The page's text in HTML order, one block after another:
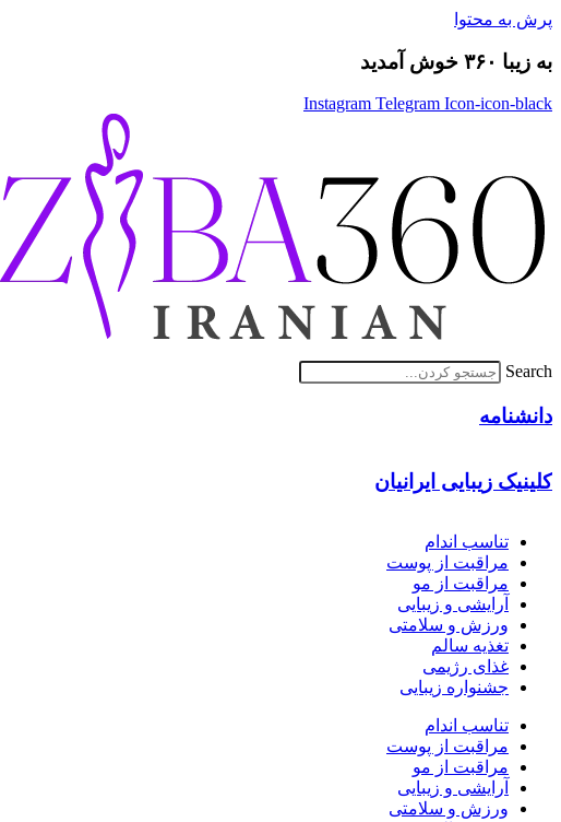
پرش به محتوا
به زیبا ۳۶۰ خوش آمدید
Instagram Telegram Icon-icon-black
Search
دانشنامه
کلینیک زیبایی ایرانیان
تناسب اندام
مراقبت از پوست
مراقبت از مو
آرایشی و زیبایی
ورزش و سلامتی
تغذیه سالم
غذای رژیمی
جشنواره زیبایی
تناسب اندام
مراقبت از پوست
مراقبت از مو
آرایشی و زیبایی
ورزش و سلامتی